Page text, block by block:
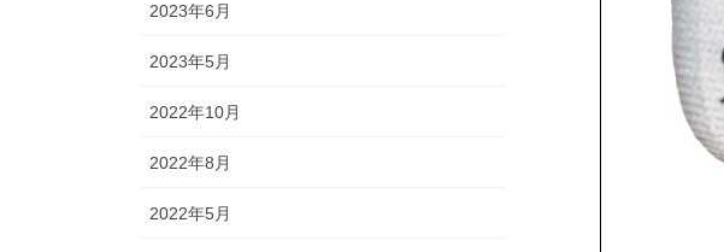
2023年6月
2023年5月
2022年10月
2022年8月
2022年5月